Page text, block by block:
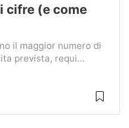
cifre (e come
il maggior numero di
prevista, requi...